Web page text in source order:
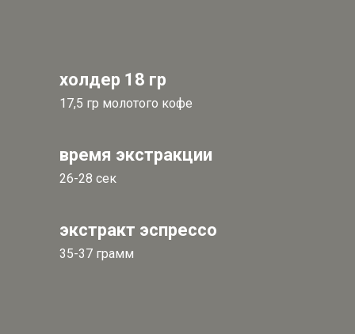
холдер 18 гр
17,5 гр молотого кофе
время экстракции
26-28 сек
экстракт эспрессо
35-37 грамм